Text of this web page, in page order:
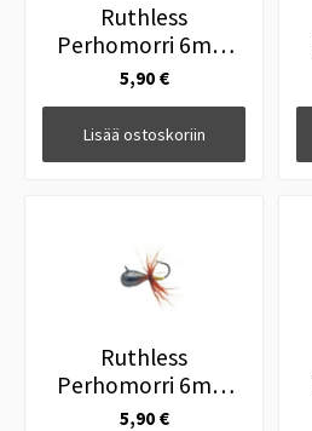
Ruthless
Perhomorri 6mm
3,1g BLACK
5,90 €
Lisää ostoskoriin
Ruthless
Perhomorri 6mm
3,1g METALLIC
5,90 €